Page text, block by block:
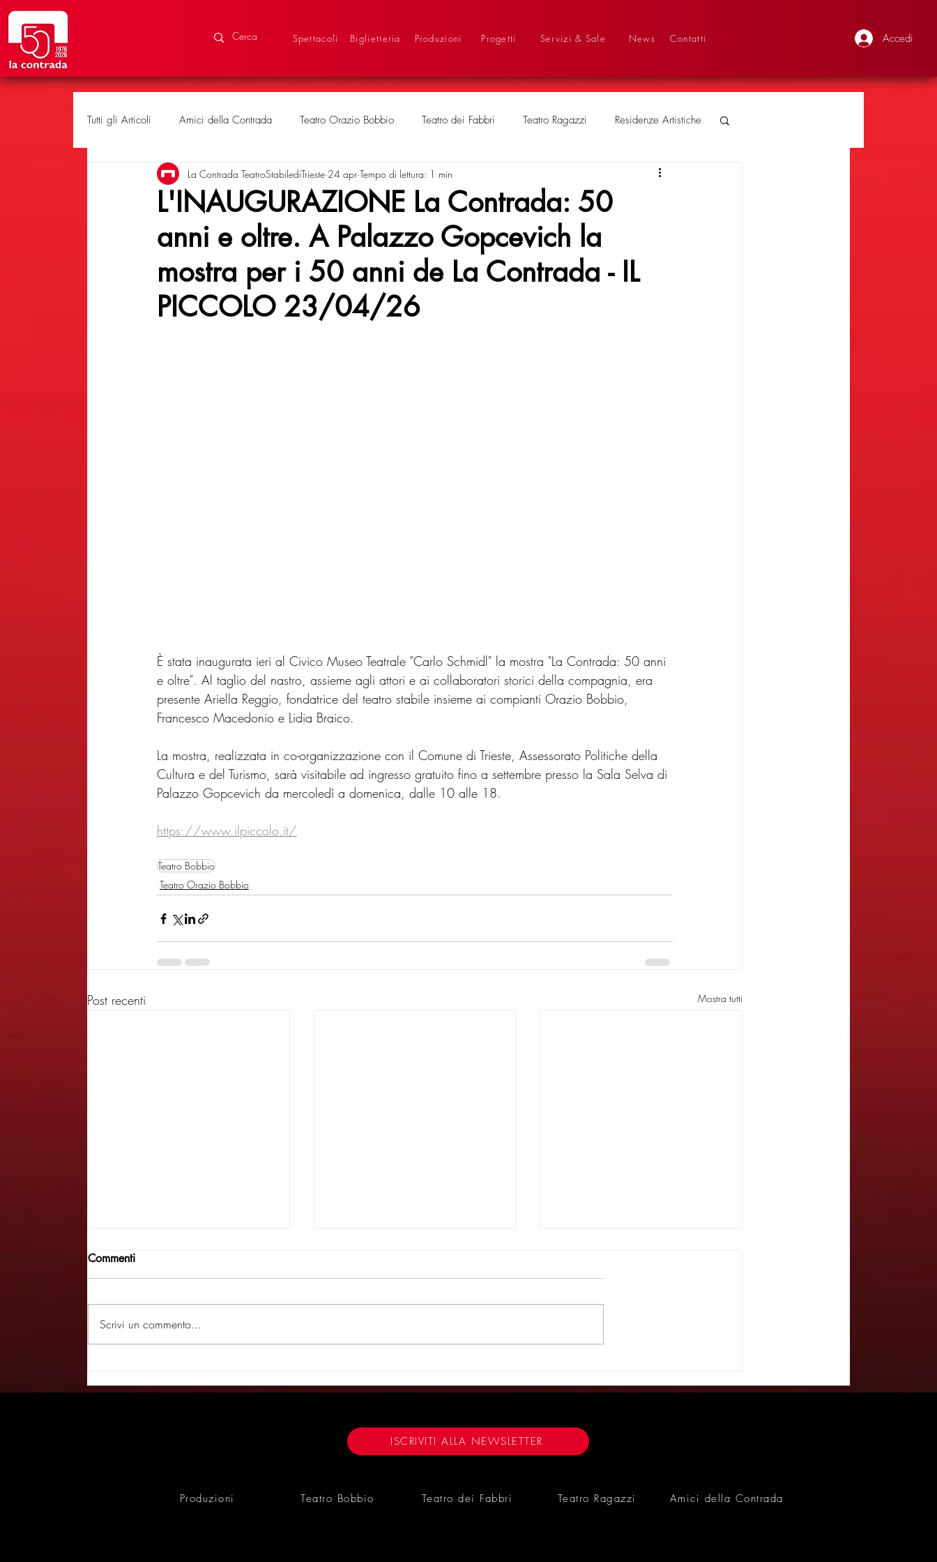
Accedi
Spettacoli Biglietteria Produzioni Progetti Servizi & Sale News Contatti
Tutti gli Articoli Amici della Contrada Teatro Orazio Bobbio Teatro dei Fabbri Teatro Ragazzi Residenze Artistiche
Eventi speciali Produzioni
L'INAUGURAZIONE La Contrada: 50
anni e oltre. A Palazzo Gopcevich la
mostra per i 50 anni de La Contrada - IL
PICCOLO 23/04/26
La Contrada TeatroStabilediTrieste 24 apr Tempo di lettura: 1 min
È stata inaugurata ieri al Civico Museo Teatrale "Carlo Schmidl" la mostra "La Contrada: 50 anni
e oltre". Al taglio del nastro, assieme agli attori e ai collaboratori storici della compagnia, era
presente Ariella Reggio, fondatrice del teatro stabile insieme ai compianti Orazio Bobbio,
Francesco Macedonio e Lidia Braico.
La mostra, realizzata in co-organizzazione con il Comune di Trieste, Assessorato Politiche della
Cultura e del Turismo, sarà visitabile ad ingresso gratuito fino a settembre presso la Sala Selva di
Palazzo Gopcevich da mercoledì a domenica, dalle 10 alle 18.
https://www.ilpiccolo.it/
Teatro Bobbio
Teatro Orazio Bobbio
Post recenti Mostra tutti
MEDIANORDEST VOD ALTRE
ARTE.IT
a Palazzo Gopcevich una
anni e oltre - NORDEST 24
21/04/26
Commenti
Scrivi un commento...
ISCRIVITI ALLA NEWSLETTER
Produzioni Teatro Bobbio Teatro dei Fabbri Teatro Ragazzi Amici della Contrada